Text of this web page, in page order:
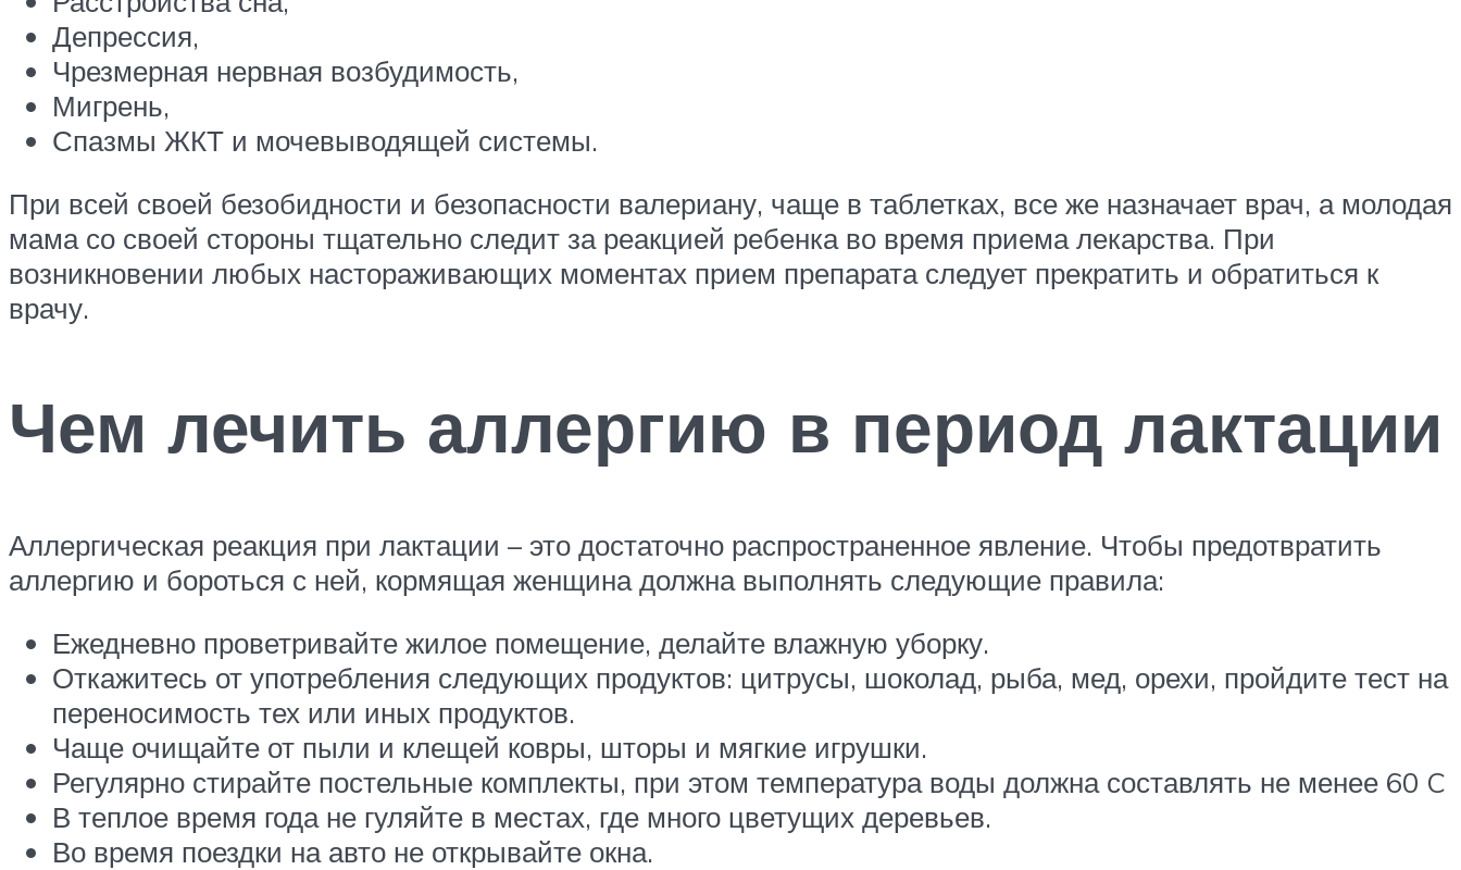
Депрессия,
Чрезмерная нервная возбудимость,
Мигрень,
Спазмы ЖКТ и мочевыводящей системы.
При всей своей безобидности и безопасности валериану, чаще в таблетках, все же назначает врач, а молодая
мама со своей стороны тщательно следит за реакцией ребенка во время приема лекарства. При
возникновении любых настораживающих моментах прием препарата следует прекратить и обратиться к
врачу.
Чем лечить аллергию в период лактации
Аллергическая реакция при лактации – это достаточно распространенное явление. Чтобы предотвратить
аллергию и бороться с ней, кормящая женщина должна выполнять следующие правила:
Ежедневно проветривайте жилое помещение, делайте влажную уборку.
Откажитесь от употребления следующих продуктов: цитрусы, шоколад, рыба, мед, орехи, пройдите тест на
переносимость тех или иных продуктов.
Чаще очищайте от пыли и клещей ковры, шторы и мягкие игрушки.
Регулярно стирайте постельные комплекты, при этом температура воды должна составлять не менее 60 C
В теплое время года не гуляйте в местах, где много цветущих деревьев.
Во время поездки на авто не открывайте окна.